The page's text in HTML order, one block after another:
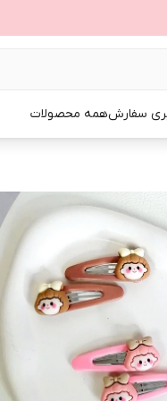
سفارشهمه محصولات